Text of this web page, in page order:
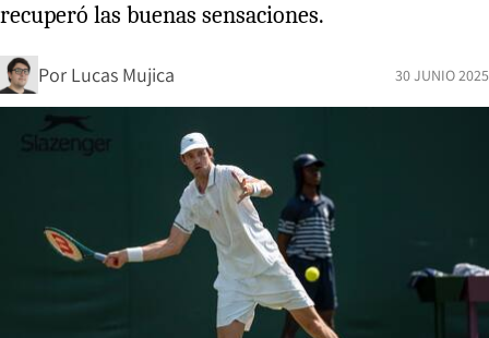
recuperó las buenas sensaciones.
Por Lucas Mujica 30 JUNIO 2025